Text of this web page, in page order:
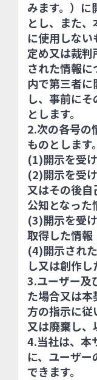
みます。）に
とし、また
に使用しない
定め又は裁
された情報
内で第三者に
し、事前に
とします。
2.次の各号の
ものとします。
(1)開示を受
(2)開示を受
又はその後自
公知となった
(3)開示を受
取得した情報
(4)開示され
し又は創作し
3.ユーザー及
た場合又は
方の指示に従
又は廃棄し、
4.当社は、本
に、ユーザ
できます。